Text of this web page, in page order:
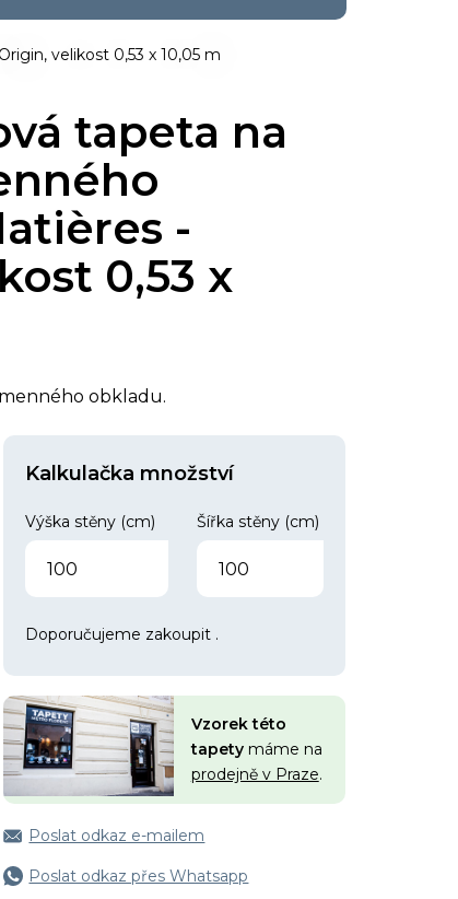
velikost 0,53 x 10,05 m
tapeta na
-
0,53 x
obkladu.
Kalkulačka množství
Výška stěny (cm) Šířka stěny (cm)
Doporučujeme zakoupit .
Vzorek této
tapetymáme na
prodejně v Praze.
Poslat odkaz e-mailem
Poslat odkaz přes Whatsapp